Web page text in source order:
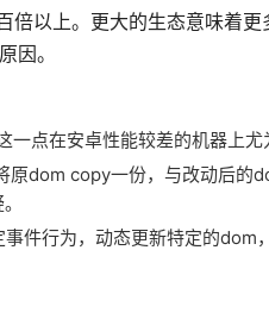
以上。更大的生态意味着
因。
点在安卓性能较差的机器上尤
dom copy一份，与改动后的
件行为，动态更新特定的dom